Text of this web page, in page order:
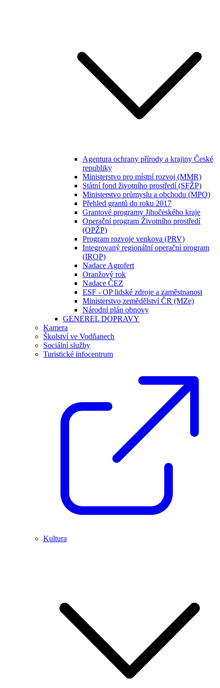
Agentura ochrany přírody a krajiny České
republiky
Ministerstvo pro místní rozvoj (MMR)
Státní fond životního prostředí (SFŽP)
Ministerstvo průmyslu a obchodu (MPO)
Přehled grantů do roku 2017
Grantové programy Jihočeského kraje
Operační program Životního prostředí
(OPŽP)
Program rozvoje venkova (PRV)
Integrovaný regionální operační program
(IROP)
Nadace Agrofert
Oranžový rok
Nadace ČEZ
ESF - OP lidské zdroje a zaměstnanost
Ministerstvo zemědělství ČR (MZe)
Národní plán obnovy
GENEREL DOPRAVY
Kamera
Školství ve Vodňanech
Sociální služby
Turistické infocentrum
Kultura